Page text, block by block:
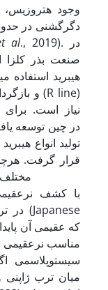
وجود هتروزیس،
al., 2019). در
صنعت بذر کلزا
هیبرید استفاده
نیاز است. برای
تولید انواع
قرار گرفت.
مناسب نرعقیمی
سیستوپلاسمی
میان ترب